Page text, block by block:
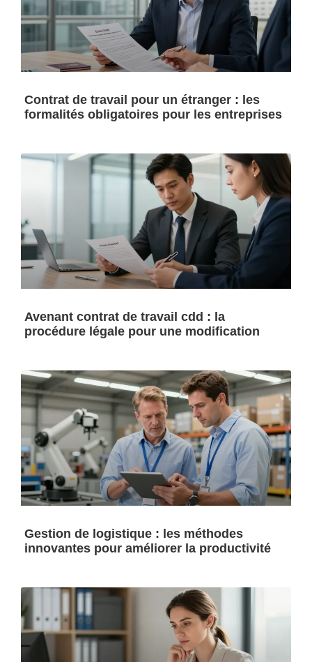
Contrat de travail pour un étranger : les
formalités obligatoires pour les entreprises
Avenant contrat de travail cdd : la
procédure légale pour une modification
Gestion de logistique : les méthodes
innovantes pour améliorer la productivité